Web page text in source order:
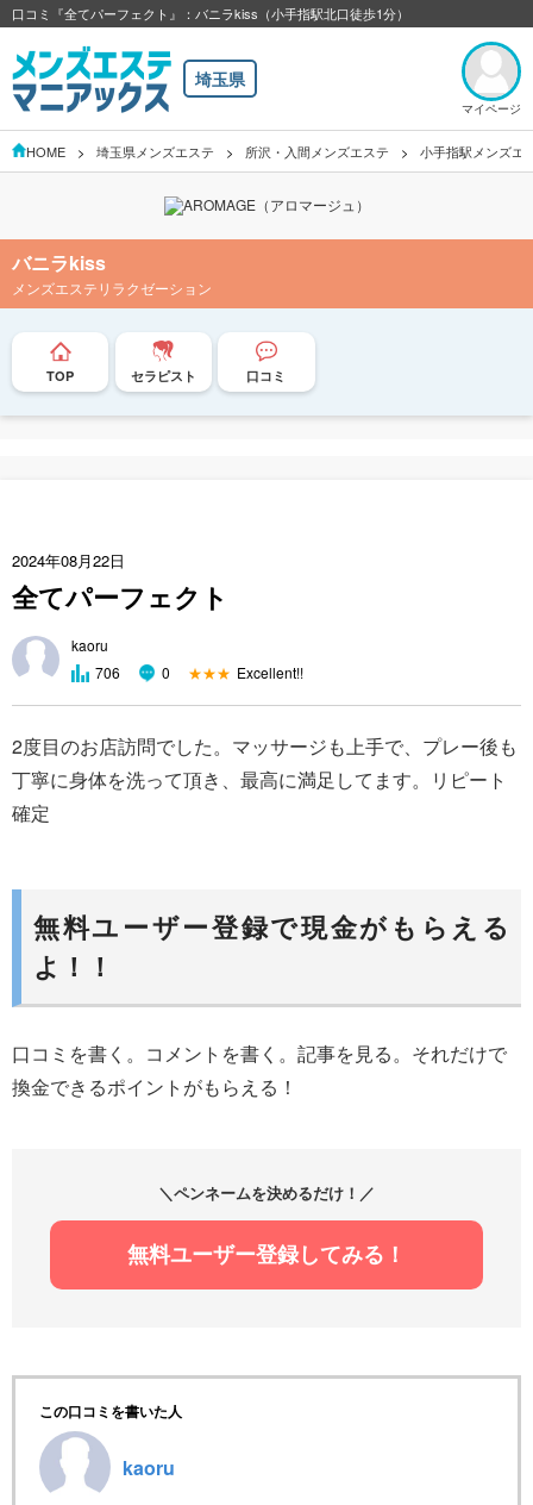
口コミ『全てパーフェクト』：バニラkiss（小手指駅北口徒歩1分）
埼玉県
マイページ
HOME 埼玉県メンズエステ 所沢・入間メンズエステ 小手指駅メンズエ
バニラkiss
メンズエステリラクゼーション
TOP セラピスト 口コミ
2024年08月22日
全てパーフェクト
kaoru
706
0 ★★★ Excellent!!
2度目のお店訪問でした。マッサージも上手で、プレー後も
丁寧に身体を洗って頂き、最高に満足してます。リピート
確定
無料ユーザー登録で現金がもらえる
よ！！
口コミを書く。コメントを書く。記事を見る。それだけで
換金できるポイントがもらえる！
＼ペンネームを決めるだけ！／
無料ユーザー登録してみる！
この口コミを書いた人
kaoru